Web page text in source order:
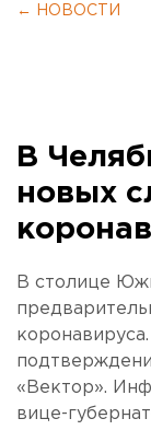
← НОВОСТИ
В
новых
В столице
«Вектор».
вице-